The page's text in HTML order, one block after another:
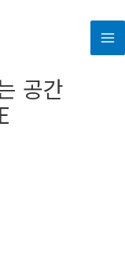
공간